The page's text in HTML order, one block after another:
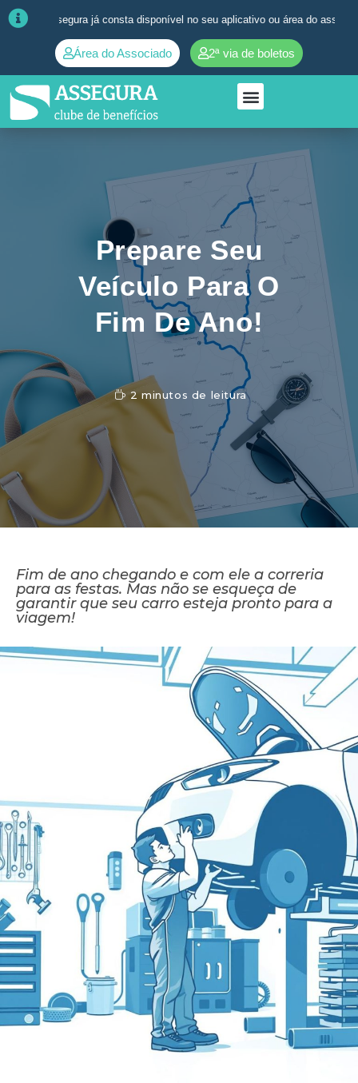
já consta disponível no seu aplicativo ou área do associado. ➜
Área do Associado 2ª via de boletos
Prepare Seu
Veículo Para O
Fim De Ano!
2 minutos de leitura
Fim de ano chegando e com ele a correria
para as festas. Mas não se esqueça de
garantir que seu carro esteja pronto para a
viagem!